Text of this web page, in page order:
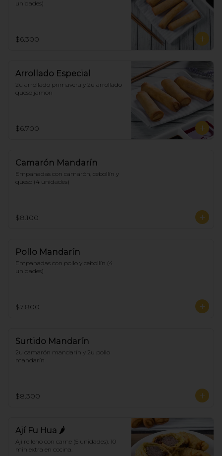
unidades)
$6.300
Arrollado Especial
2u arrollado primavera y 2u arrollado
queso jamón
$6.700
Camarón Mandarín
Empanadas con camarón, cebollín y
queso (4 unidades)
$8.100
Pollo Mandarín
Empanadas con pollo y cebollín (4
unidades)
$7.800
Surtido Mandarín
2u camarón mandarín y 2u pollo
mandarín
$8.300
Ají Fu Hua 🌶
Ají relleno con carne (5 unidades). 10
min extra en cocina.